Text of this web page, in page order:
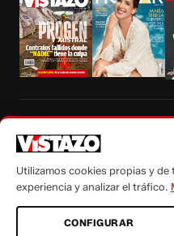
autorización escrita de su titular, de
Utilizamos cookies propias y
experiencia y analizar el tráfico.
CONFIGURAR